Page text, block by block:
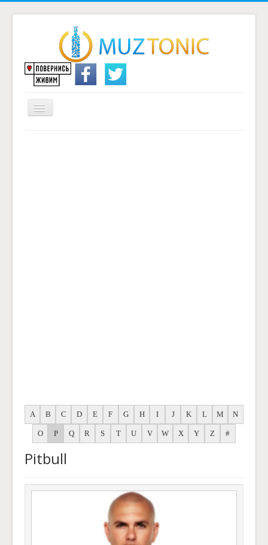
Перемикач
навігації
A B C D E F G H I J K L M N
O P Q R S T U V W X Y Z #
Pitbull